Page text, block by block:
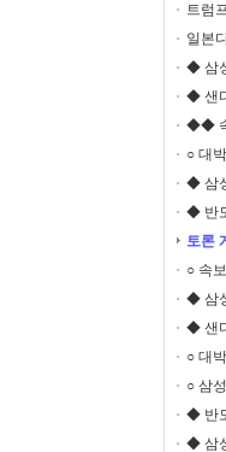
트럼
일본
◆ 삼
◆ 샌
◆◆ 속
○ 대
◆ 삼
◆ 반
토론
○ 속
◆ 삼
◆ 샌
○ 대
○ 삼
◆ 반
◆ 삼